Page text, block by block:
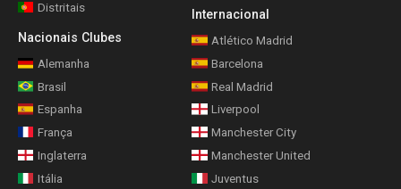
Distritais
Nacionais Clubes
Alemanha
Brasil
Espanha
França
Inglaterra
Itália
Internacional
Atlético Madrid
Barcelona
Real Madrid
Liverpool
Manchester City
Manchester United
Juventus